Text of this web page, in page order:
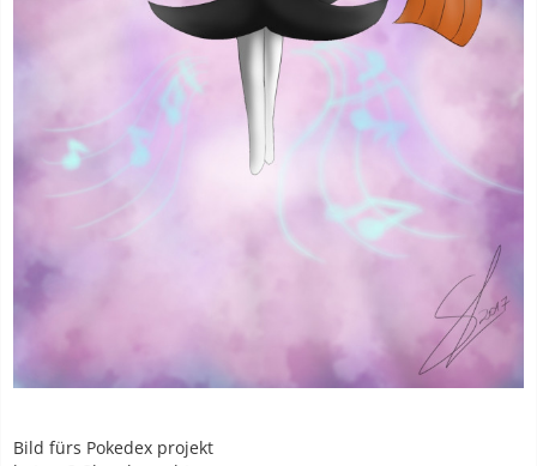
Bild fürs Pokedex projekt